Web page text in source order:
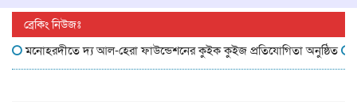
ব্রেকিং নিউজঃ
দ্য আল-হেরা ফাউন্ডেশনের কুইক কুইজ প্রতিযোগিতা অনুষ্ঠিত